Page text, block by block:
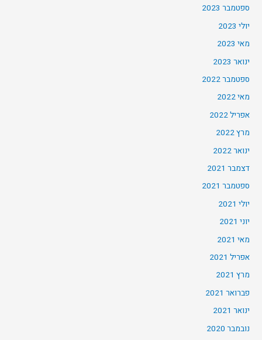
ספטמבר 2023
יולי 2023
מאי 2023
ינואר 2023
ספטמבר 2022
מאי 2022
אפריל 2022
מרץ 2022
ינואר 2022
דצמבר 2021
ספטמבר 2021
יולי 2021
יוני 2021
מאי 2021
אפריל 2021
מרץ 2021
פברואר 2021
ינואר 2021
נובמבר 2020